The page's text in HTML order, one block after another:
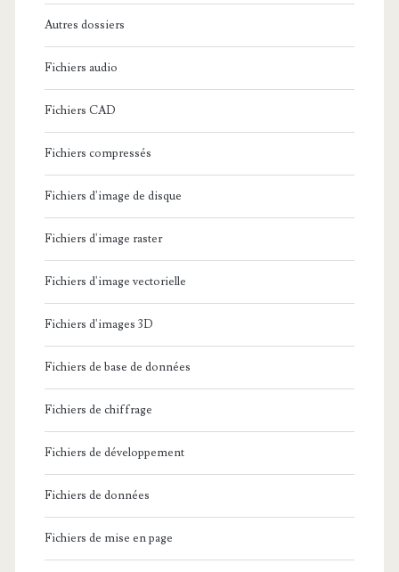
Autres dossiers
Fichiers audio
Fichiers CAD
Fichiers compressés
Fichiers d'image de disque
Fichiers d'image raster
Fichiers d'image vectorielle
Fichiers d'images 3D
Fichiers de base de données
Fichiers de chiffrage
Fichiers de développement
Fichiers de données
Fichiers de mise en page